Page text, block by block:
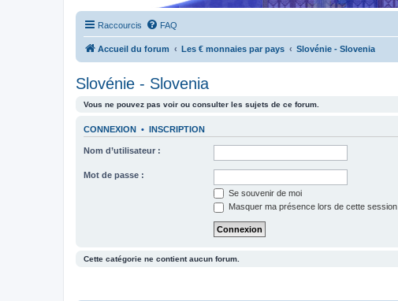
Raccourcis FAQ
Accueil du forum Les € monnaies par pays Slovénie - Slovenia
Slovénie - Slovenia
Vous ne pouvez pas voir ou consulter les sujets de ce forum.
CONNEXION • INSCRIPTION
Nom d’utilisateur :
Mot de passe :
Se souvenir de moi
Masquer ma présence lors de cette session
Cette catégorie ne contient aucun forum.